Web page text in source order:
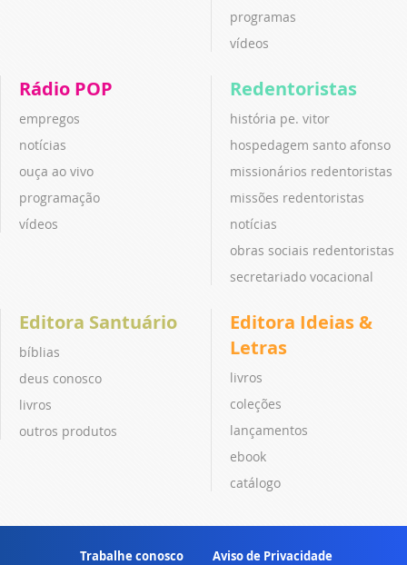
programas
vídeos
Rádio POP
empregos
notícias
ouça ao vivo
programação
vídeos
Redentoristas
história pe. vitor
hospedagem santo afonso
missionários redentoristas
missões redentoristas
notícias
obras sociais redentoristas
secretariado vocacional
Editora Santuário
bíblias
deus conosco
livros
outros produtos
Editora Ideias &
Letras
livros
coleções
lançamentos
ebook
catálogo
Trabalhe conosco Aviso de Privacidade